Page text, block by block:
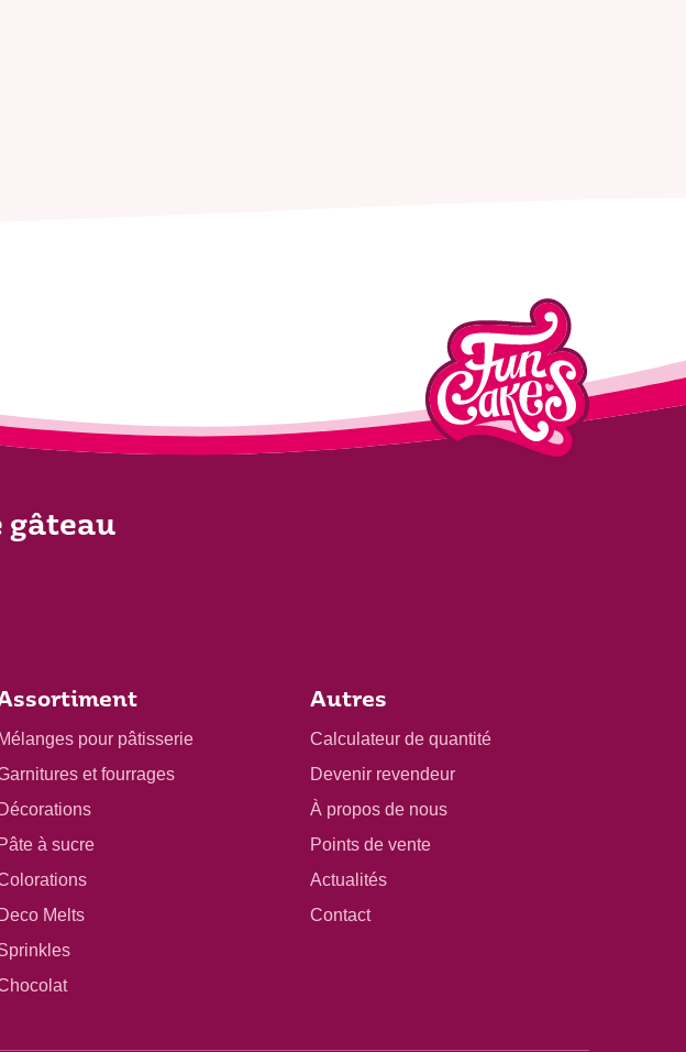
gâteau
Mélanges pour pâtisserie
et fourrages
Décorations
Pâte à sucre
Deco Melts
Autres
Calculateur de quantité
Devenir revendeur
À propos de nous
Points de vente
Actualités
Contact